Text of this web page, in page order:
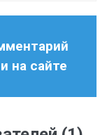
на сайте